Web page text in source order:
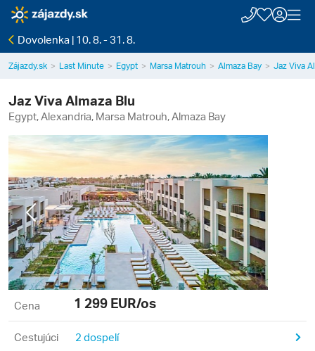
Dovolenka | 10. 8. - 31. 8.
Zájazdy.sk Last Minute Egypt Marsa Matrouh Almaza Bay Jaz Viva
Jaz Viva Almaza Blu
Egypt, Alexandria, Marsa Matrouh, Almaza Bay
Previous
Cena 1 299 EUR/os
Cestujúci 2 dospelí